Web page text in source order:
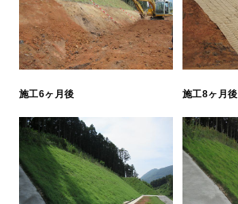
施工6ヶ月後 施工8ヶ月後